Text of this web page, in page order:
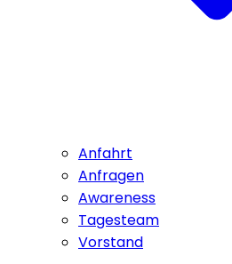
Anfahrt
Anfragen
Awareness
Tagesteam
Vorstand